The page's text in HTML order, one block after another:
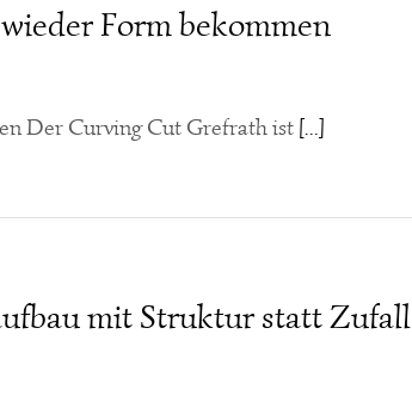
Form bekommen
Der Curving Cut Grefrath ist [...]
mit Struktur statt Zufall